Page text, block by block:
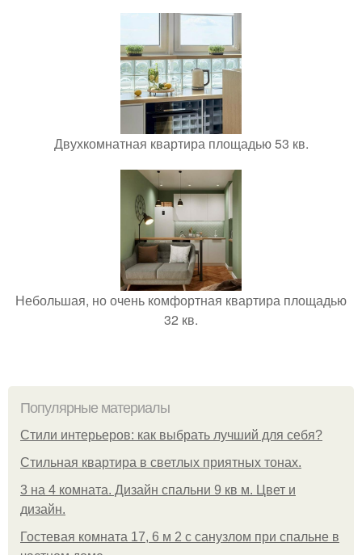
Двухкомнатная квартира площадью 53 кв.
Небольшая, но очень комфортная квартира площадью
32 кв.
Популярные материалы
Стили интерьеров: как выбрать лучший для себя?
Стильная квартира в светлых приятных тонах.
3 на 4 комната. Дизайн спальни 9 кв м. Цвет и
дизайн.
Гостевая комната 17, 6 м 2 с санузлом при спальне в